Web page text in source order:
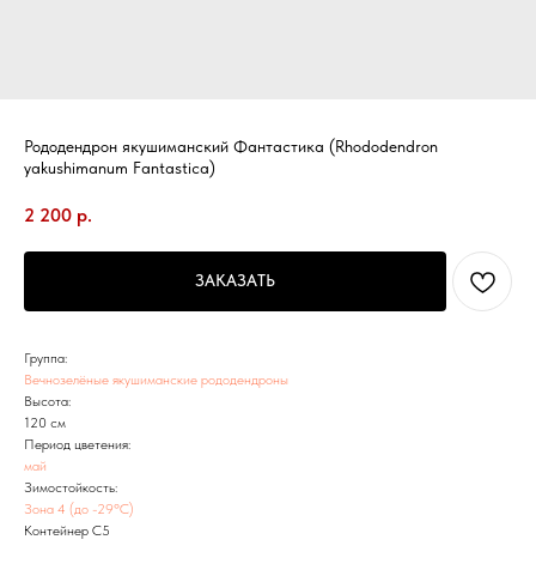
Рододендрон якушиманский Фантастика (Rhododendron
yakushimanum Fantastica)
2 200 р.
ЗАКАЗАТЬ
Группа:
Вечнозелёные якушиманские рододендроны
Высота:
120 см
Период цветения:
май
Зимостойкость:
Зона 4 (до -29ºС)
Контейнер С5